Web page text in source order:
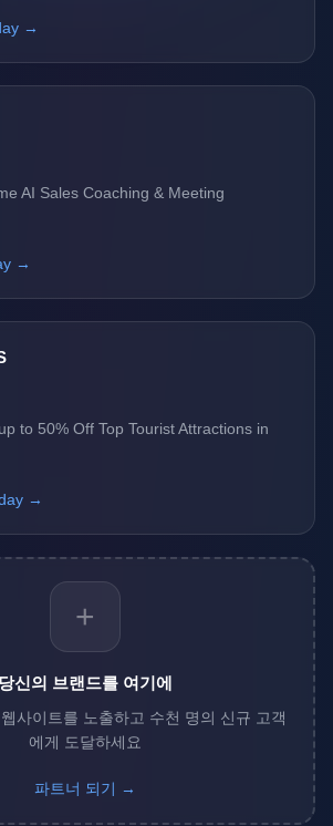
→
AI Sales Coaching & Meeting
→
to 50% Off Top Tourist Attractions in
→
+
당신의 브랜드를 여기에
사이트를 노출하고 수천 명의 신규 고객
에게 도달하세요
파트너 되기 →